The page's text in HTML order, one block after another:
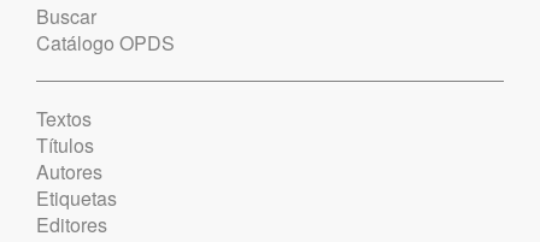
Buscar
Catálogo OPDS
Textos
Títulos
Autores
Etiquetas
Editores